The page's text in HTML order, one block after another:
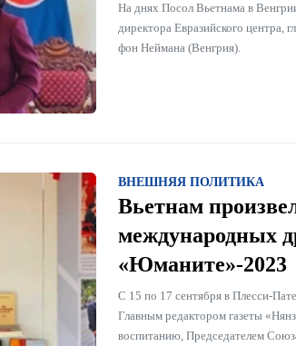
На днях Посол Вьетнама в
директора Евразийского центра,
фон Неймана (Венгрия).
ВНЕШНЯЯ ПОЛИТИКА
Вьетнам
международных
«Юманите»-2023
С 15 по 17 сентября в Плесси-
Главным редактором газеты
воспитанию, Председателем